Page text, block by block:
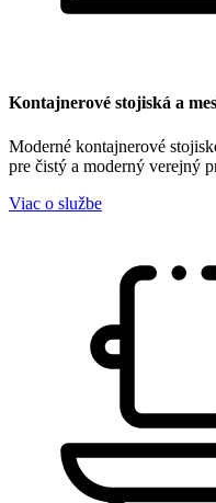
Kontajnerové stojiská a
Moderné kontajnerové
pre čistý a moderný verejný
Viac o službe